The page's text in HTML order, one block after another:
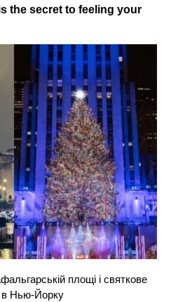
площі і святкове
в Нью-Йорку